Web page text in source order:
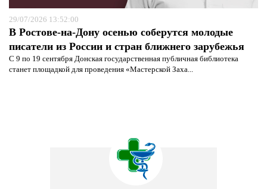
29/07/2026 13:52:00
В Ростове-на-Дону осенью соберутся молодые
писатели из России и стран ближнего зарубежья
С 9 по 19 сентября Донская государственная публичная библиотека
станет площадкой для проведения «Мастерской Заха...